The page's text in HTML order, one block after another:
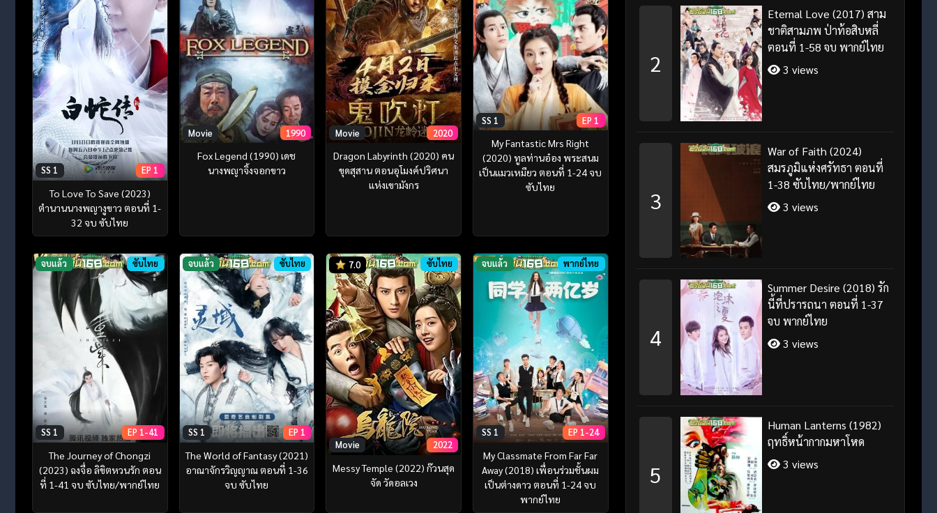
SS 1 EP 1
To Love To Save (2023)
ตำนานนางพญางูขาว ตอนที่ 1-
32 จบ ซับไทย
Movie 1990
Fox Legend (1990) เดช
นางพญาจิ้งจอกขาว
Movie 2020
Dragon Labyrinth (2020) คน
ขุดสุสาน ตอนอุโมงค์ปริศนา
แห่งเขามังกร
SS 1 EP 1
My Fantastic Mrs Right
(2020) ทูลท่านอ๋อง พระสนม
เป็นแมวเหมียว ตอนที่ 1-24 จบ
ซับไทย
จบแล้ว ซับไทย
SS 1 EP 1-41
The Journey of Chongzi
(2023) ฉงจื่อ ลิขิตหวนรัก ตอน
ที่ 1-41 จบ ซับไทย/พากย์ไทย
จบแล้ว ซับไทย
SS 1 EP 1
The World of Fantasy (2021)
อาณาจักรวิญญาณ ตอนที่ 1-36
จบ ซับไทย
7.0 ซับไทย
Movie 2022
Messy Temple (2022) ก๊วนสุด
จัด วัดอลเวง
จบแล้ว พากย์ไทย
SS 1 EP 1-24
My Classmate From Far Far
Away (2018) เพื่อนร่วมชั้นผม
เป็นต่างดาว ตอนที่ 1-24 จบ
พากย์ไทย
2
Eternal Love (2017) สาม
ชาติสามภพ ป่าท้อสิบหลี่
ตอนที่ 1-58 จบ พากย์ไทย
3 views
3
War of Faith (2024)
สมรภูมิแห่งศรัทธา ตอนที่
1-38 ซับไทย/พากย์ไทย
3 views
4
Summer Desire (2018) รัก
นี้ที่ปรารถนา ตอนที่ 1-37
จบ พากย์ไทย
3 views
5
Human Lanterns (1982)
ฤทธิ์หน้ากากมหาโหด
3 views